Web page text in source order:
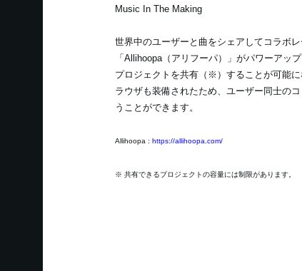
Music In The Making
世界中のユーザーと曲をシェアしてコラボ
「Allihoopa（アリフーパ）」がパワーアッ
プロジェクトを共有（※）することが可能
ラウザも装備されたため、ユーザー同士の
うことができます。
Allihoopa : https://allihoopa.com/
※ 共有できるプロジェクトの容量には制限があります。